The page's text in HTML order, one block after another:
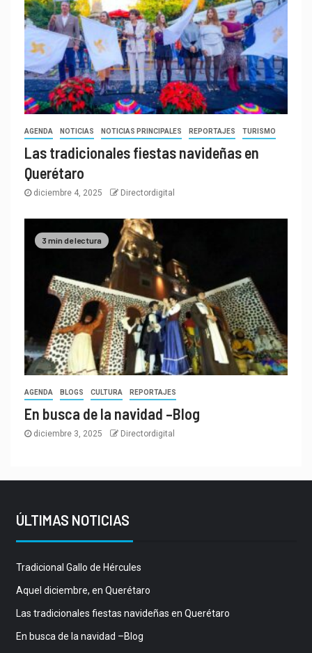
AGENDA NOTICIAS NOTICIAS PRINCIPALES REPORTAJES TURISMO
Las tradicionales fiestas navideñas en
Querétaro
diciembre 4, 2025 Directordigital
3 min de lectura
AGENDA BLOGS CULTURA REPORTAJES
En busca de la navidad –Blog
diciembre 3, 2025 Directordigital
ÚLTIMAS NOTICIAS
Tradicional Gallo de Hércules
Aquel diciembre, en Querétaro
Las tradicionales fiestas navideñas en Querétaro
En busca de la navidad –Blog